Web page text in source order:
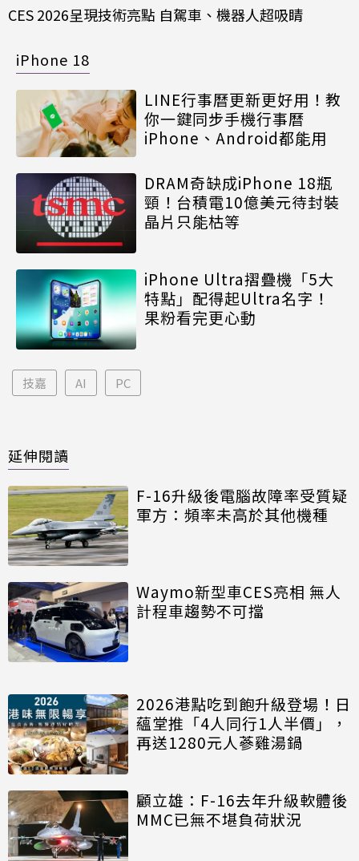
CES 2026呈現技術亮點 自駕車、機器人超吸睛
iPhone 18
LINE行事曆更新更好用！教
你一鍵同步手機行事曆
iPhone、Android都能用
DRAM奇缺成iPhone 18瓶
頸！台積電10億美元待封裝
晶片只能枯等
iPhone Ultra摺疊機「5大
特點」配得起Ultra名字！
果粉看完更心動
技嘉 AI PC
延伸閱讀
F-16升級後電腦故障率受質疑
軍方：頻率未高於其他機種
Waymo新型車CES亮相 無人
計程車趨勢不可擋
2026港點吃到飽升級登場！日
蘊堂推「4人同行1人半價」，
再送1280元人蔘雞湯鍋
顧立雄：F-16去年升級軟體後
MMC已無不堪負荷狀況